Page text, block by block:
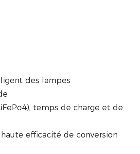
des lampes
temps de charge et de
efficacité de conversion